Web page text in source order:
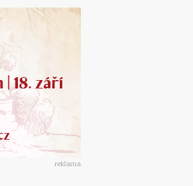
reklama